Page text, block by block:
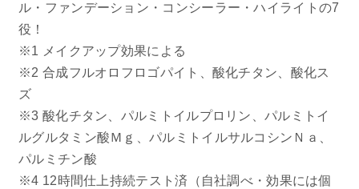
ル・ファンデーション・コンシーラー・ハイライトの7
役！
※1 メイクアップ効果による
※2 合成フルオロフロゴパイト、酸化チタン、酸化ス
ズ
※3 酸化チタン、パルミトイルプロリン、パルミトイ
ルグルタミン酸Ｍｇ、パルミトイルサルコシンＮａ、
パルミチン酸
※4 12時間仕上持続テスト済（自社調べ・効果には個